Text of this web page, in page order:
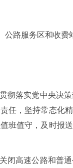
公路服务区和收费
彻落实党中央决
任，坚持常态化
班值守，及时报
闭高速公路和普